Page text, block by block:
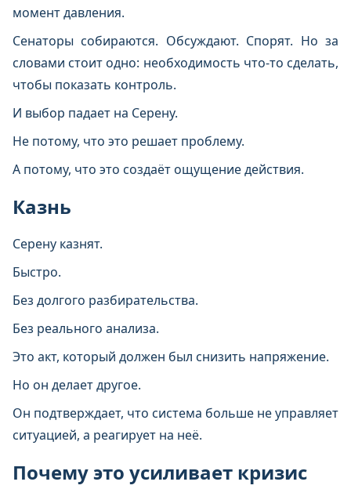
момент давления.
Сенаторы собираются. Обсуждают. Спорят. Но за
словами стоит одно: необходимость что-то сделать,
чтобы показать контроль.
И выбор падает на Серену.
Не потому, что это решает проблему.
А потому, что это создаёт ощущение действия.
Казнь
Серену казнят.
Быстро.
Без долгого разбирательства.
Без реального анализа.
Это акт, который должен был снизить напряжение.
Но он делает другое.
Он подтверждает, что система больше не управляет
ситуацией, а реагирует на неё.
Почему это усиливает кризис